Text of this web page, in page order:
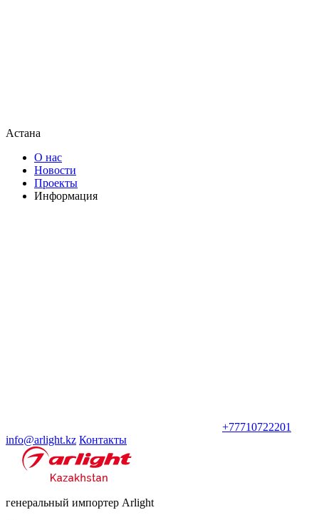
Астана
О нас
Новости
Проекты
Информация
+77710722201
info@arlight.kz Контакты
генеральный импортер Arlight